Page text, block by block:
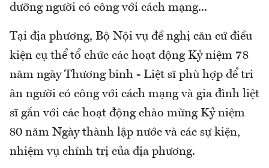
dưỡng người có công với cách mạng...
Tại địa phương, Bộ Nội vụ đề nghị căn cứ điều
kiện cụ thể tổ chức các hoạt động Kỷ niệm 78
năm ngày Thương binh - Liệt sĩ phù hợp để tri
ân người có công với cách mạng và gia đình liệt
sĩ gắn với các hoạt động chào mừng Kỷ niệm
80 năm Ngày thành lập nước và các sự kiện,
nhiệm vụ chính trị của địa phương.